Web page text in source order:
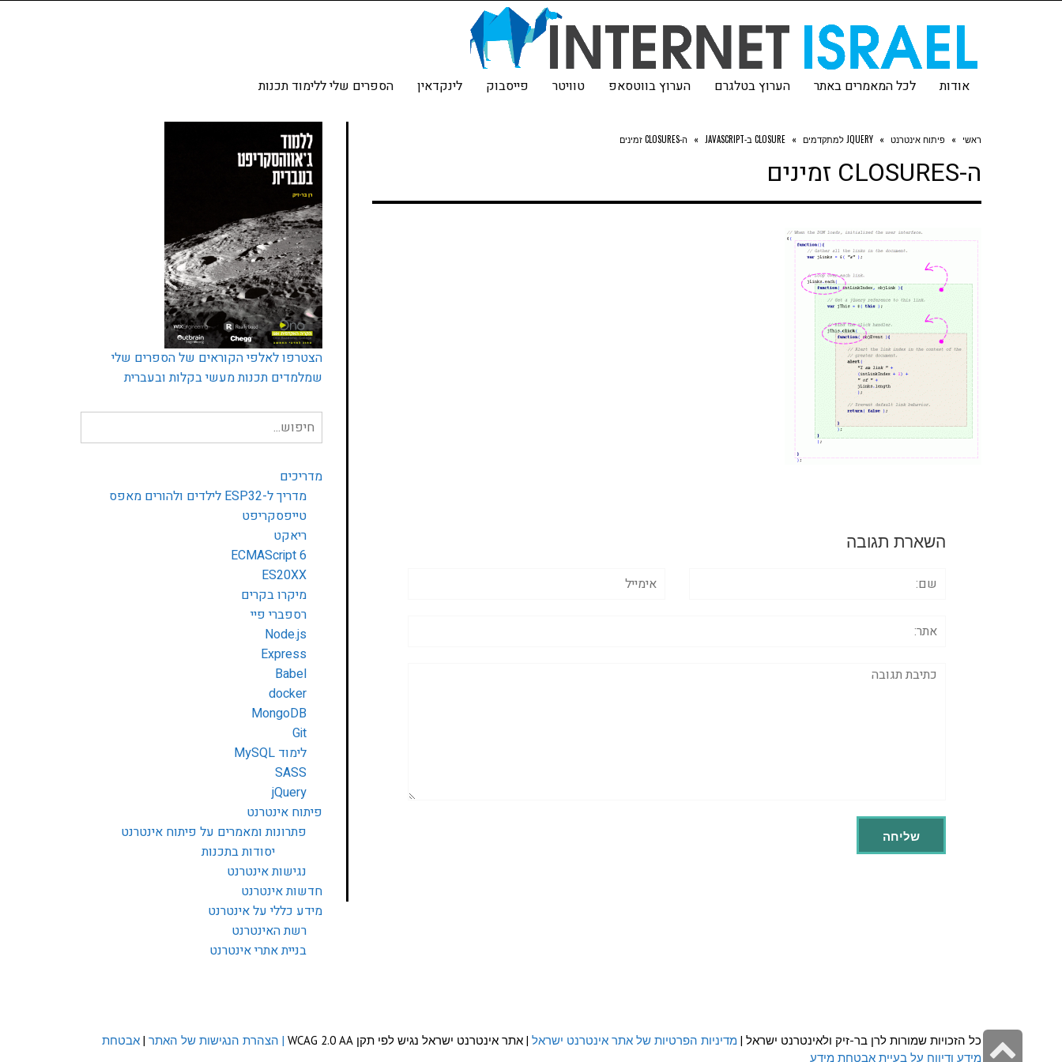
אודות לכל המאמרים באתר הערוץ בטלגרם הערוץ בווטסאפ טוויטר פייסבוק לינקדאין הספרים שלי ללימוד תכנות
ראשי » פיתוח אינטרנט » JQUERY למתקדמים » CLOSURE ב-JAVASCRIPT » ה-CLOSURES זמינים
ה-CLOSURES זמינים
השארת תגובה
תגובה
הצטרפו לאלפי הקוראים של הספרים שלי
שמלמדים תכנות מעשי בקלות ובעברית
חיפוש
עבור:
מדריכים
מדריך ל-ESP32 לילדים ולהורים מאפס
טייפסקריפט
ריאקט
ECMAScript 6
ES20XX
מיקרו בקרים
רספברי פיי
Node.js
Express
Babel
docker
MongoDB
Git
לימוד MySQL
SASS
jQuery
פיתוח אינטרנט
פתרונות ומאמרים על פיתוח אינטרנט
יסודות בתכנות
נגישות אינטרנט
חדשות אינטרנט
מידע כללי על אינטרנט
רשת האינטרנט
בניית אתרי אינטרנט
כל הזכויות שמורות לרן בר-זיק ולאינטרנט ישראל | מדיניות הפרטיות של אתר אינטרנט ישראל | אתר אינטרנט ישראל נגיש לפי תקן WCAG 2.0 AA | הצהרת הנגישות של האתר | אבטחת
מידע ודיווח על בעיית אבטחת מידע
גלילה